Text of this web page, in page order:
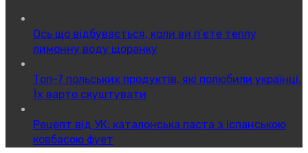
Ось що відбувається, коли ви п’єте теплу
лимонну воду щоранку
Топ-7 польських продуктів, які полюбили українці.
Їх варто скуштувати
Рецепт від УК: каталонська паста з іспанською
ковбасою фует